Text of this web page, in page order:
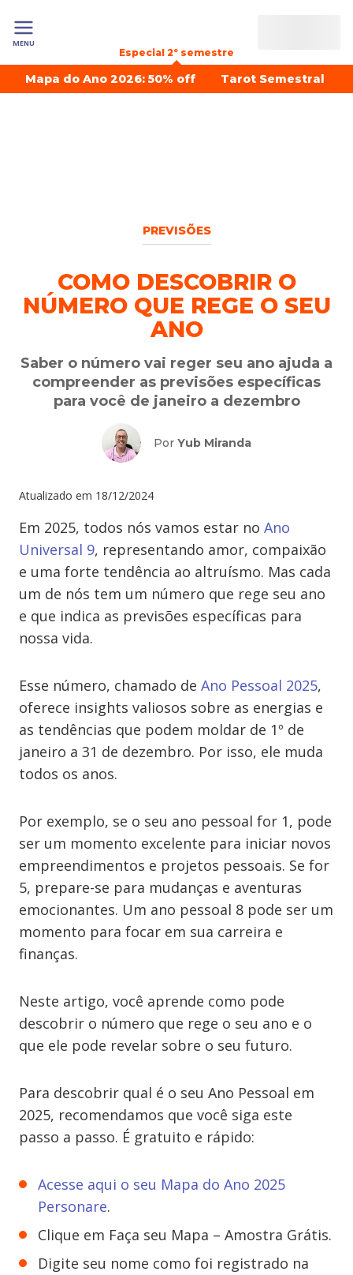
MENU
Especial 2º semestre
Mapa do Ano 2026: 50% off Tarot Semestral
PREVISÕES
COMO DESCOBRIR O
NÚMERO QUE REGE O SEU
ANO
Saber o número vai reger seu ano ajuda a
compreender as previsões específicas
para você de janeiro a dezembro
Por Yub Miranda
Atualizado em 18/12/2024
Em 2025, todos nós vamos estar no Ano
Universal 9, representando amor, compaixão
e uma forte tendência ao altruísmo. Mas cada
um de nós tem um número que rege seu ano
e que indica as previsões específicas para
nossa vida.
Esse número, chamado de Ano Pessoal 2025,
oferece insights valiosos sobre as energias e
as tendências que podem moldar de 1º de
janeiro a 31 de dezembro. Por isso, ele muda
todos os anos.
Por exemplo, se o seu ano pessoal for 1, pode
ser um momento excelente para iniciar novos
empreendimentos e projetos pessoais. Se for
5, prepare-se para mudanças e aventuras
emocionantes. Um ano pessoal 8 pode ser um
momento para focar em sua carreira e
finanças.
Neste artigo, você aprende como pode
descobrir o número que rege o seu ano e o
que ele pode revelar sobre o seu futuro.
Para descobrir qual é o seu Ano Pessoal em
2025, recomendamos que você siga este
passo a passo. É gratuito e rápido:
Acesse aqui o seu Mapa do Ano 2025
Personare.
Clique em Faça seu Mapa – Amostra Grátis.
Digite seu nome como foi registrado na